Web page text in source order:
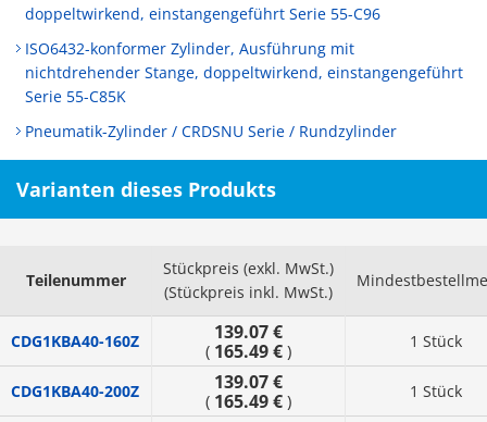
doppeltwirkend, einstangengeführt Serie 55-C96
ISO6432-konformer Zylinder, Ausführung mit
nichtdrehender Stange, doppeltwirkend, einstangengeführt
Serie 55-C85K
Pneumatik-Zylinder / CRDSNU Serie / Rundzylinder
Varianten dieses Produkts
Teilenummer
Stückpreis (exkl. MwSt.)
(Stückpreis inkl. MwSt.)
CDG1KBA40-160Z 139.07 €
( 165.49 € ) 1 Stück
CDG1KBA40-200Z 139.07 €
( 165.49 € ) 1 Stück